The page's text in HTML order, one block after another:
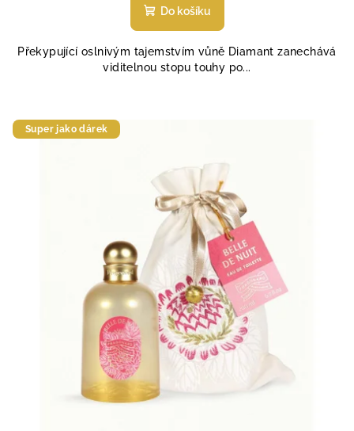
produktu
z
5
Do košíku
Překypující oslnivým tajemstvím vůně Diamant zanechává
viditelnou stopu touhy po...
Super jako dárek